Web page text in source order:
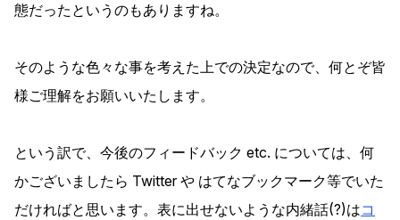
態だったというのもありますね。
そのような色々な事を考えた上での決定なので、何とぞ皆
様ご理解をお願いいたします。
という訳で、今後のフィードバック etc. については、何
かございましたら Twitter や はてなブックマーク等でいた
だければと思います。表に出せないような内緒話(?)はコ